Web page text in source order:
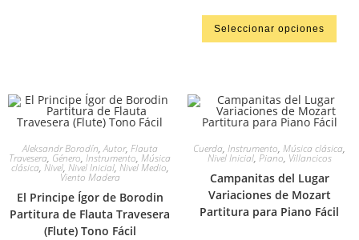
Valorado en
5.00de 5
Seleccionar opciones
Aleksandr Borodín,Autor, Flauta
Travesera, Género, Instrumento, Música
clásica, Nivel, Nivel Inicial, Nivel Medio,
Viento Madera
El Principe Ígor de Borodin
Partitura de Flauta Travesera
(Flute) Tono Fácil
Cuerda, Instrumento, Música clásica,
Nivel Inicial, Piano, Villancicos
Campanitas del Lugar
Variaciones de Mozart
Partitura para Piano Fácil